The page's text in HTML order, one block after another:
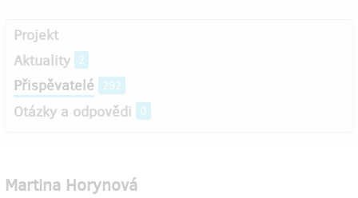
Projekt
Aktuality 2
Přispěvatelé 292
Otázky a odpovědi 0
Martina Horynová